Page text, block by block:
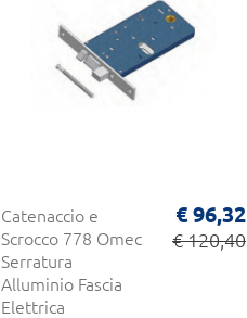
Catenaccio e
Scrocco 778 Omec
Serratura
Alluminio Fascia
Elettrica
€ 96,32
€ 120,40